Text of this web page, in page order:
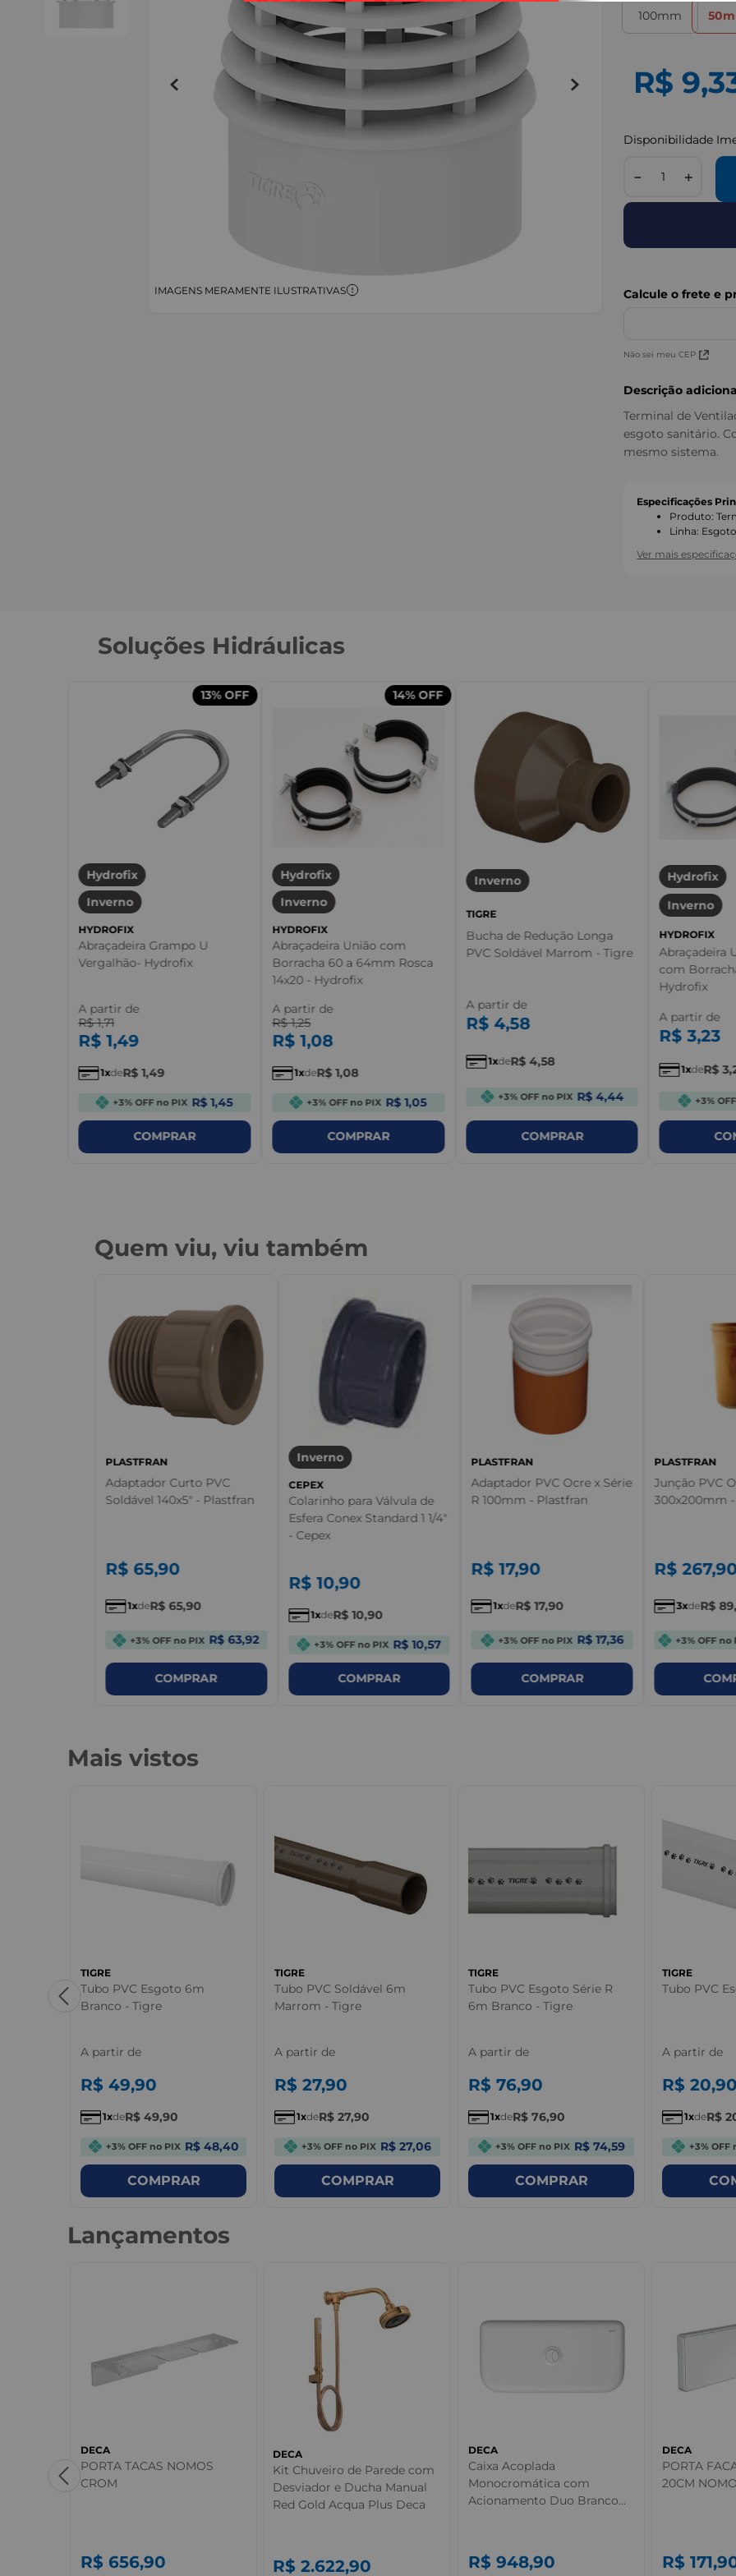
IMAGENS MERAMENTE ILUSTRATIVAS IMAGENS MERAMENTE
100mm
R$ 9,
Disponibilidade
＋
－
Não sei meu CEP
Descrição
Terminal de
esgoto sanitário.
mesmo sistema.
Especificações
Produto:
Linha: Esgoto
Ver mais
Soluções Hidráulicas
13%OFF
Hydrofix
Inverno
HYDROFIX
Abraçadeira Grampo U
Vergalhão- Hydrofix
A partir de
R$ 1,71
R$ 1,49
1 deR$ 1,49
+3% OFF no PIX R$ 1,45
COMPRAR
14%OFF
Hydrofix
Inverno
HYDROFIX
Abraçadeira União com
Borracha 60 a 64mm Rosca
14x20 - Hydrofix
A partir de
R$ 1,25
R$ 1,08
1 deR$ 1,08
+3% OFF no PIX R$ 1,05
COMPRAR
Inverno
TIGRE
Bucha de Redução Longa
PVC Soldável Marrom - Tigre
A partir de
R$ 4,58
1 deR$ 4,58
+3% OFF no PIX R$ 4,44
COMPRAR
Hydrofix
Inverno
HYDROFIX
Abraçadeira
com
Hydrofix
A partir de
R$ 3,23
1 deR$ 3,
+3%
Quem viu, viu também
PLASTFRAN
Adaptador Curto PVC
Soldável 140x5" - Plastfran
R$ 65,90
1 deR$ 65,90
+3% OFF no PIX R$ 63,92
COMPRAR
Inverno
CEPEX
Colarinho para Válvula de
Esfera Conex Standard 1 1/4"
- Cepex
R$ 10,90
1 deR$ 10,90
+3% OFF no PIX R$ 10,57
COMPRAR
PLASTFRAN
Adaptador PVC Ocre x Série
R 100mm - Plastfran
R$ 17,90
1 deR$ 17,90
+3% OFF no PIX R$ 17,36
COMPRAR
PLASTFRAN
Junção PVC
300x200mm
R$ 267,
3 deR$ 89
+3% OFF no
Mais vistos
TIGRE
Tubo PVC Esgoto 6m
Branco - Tigre
A partir de
R$ 49,90
1 deR$ 49,90
+3% OFF no PIX R$ 48,40
COMPRAR
TIGRE
Tubo PVC Soldável 6m
Marrom - Tigre
A partir de
R$ 27,90
1 deR$ 27,90
+3% OFF no PIX R$ 27,06
COMPRAR
TIGRE
Tubo PVC Esgoto Série R
6m Branco - Tigre
A partir de
R$ 76,90
1 deR$ 76,90
+3% OFF no PIX R$ 74,59
COMPRAR
TIGRE
Tubo PVC
A partir de
R$ 20,90
1 deR$
+3% OFF
Lançamentos
DECA
PORTA TACAS NOMOS
CROM
R$ 656,90
DECA
Kit Chuveiro de Parede com
Desviador e Ducha Manual
Red Gold Acqua Plus Deca
R$ 2.622,90
DECA
Caixa Acoplada
Monocromática com
Acionamento Duo Branco
R$ 948,90
DECA
PORTA
20CM
R$ 171,